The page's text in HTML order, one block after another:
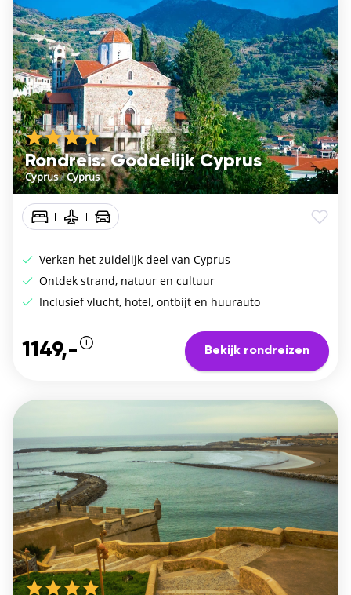
Rondreis: Goddelijk Cyprus
Cyprus/Cyprus
Verken het zuidelijk deel van Cyprus
Ontdek strand, natuur en cultuur
Inclusief vlucht, hotel, ontbijt en huurauto
1149,- Bekijk rondreizen